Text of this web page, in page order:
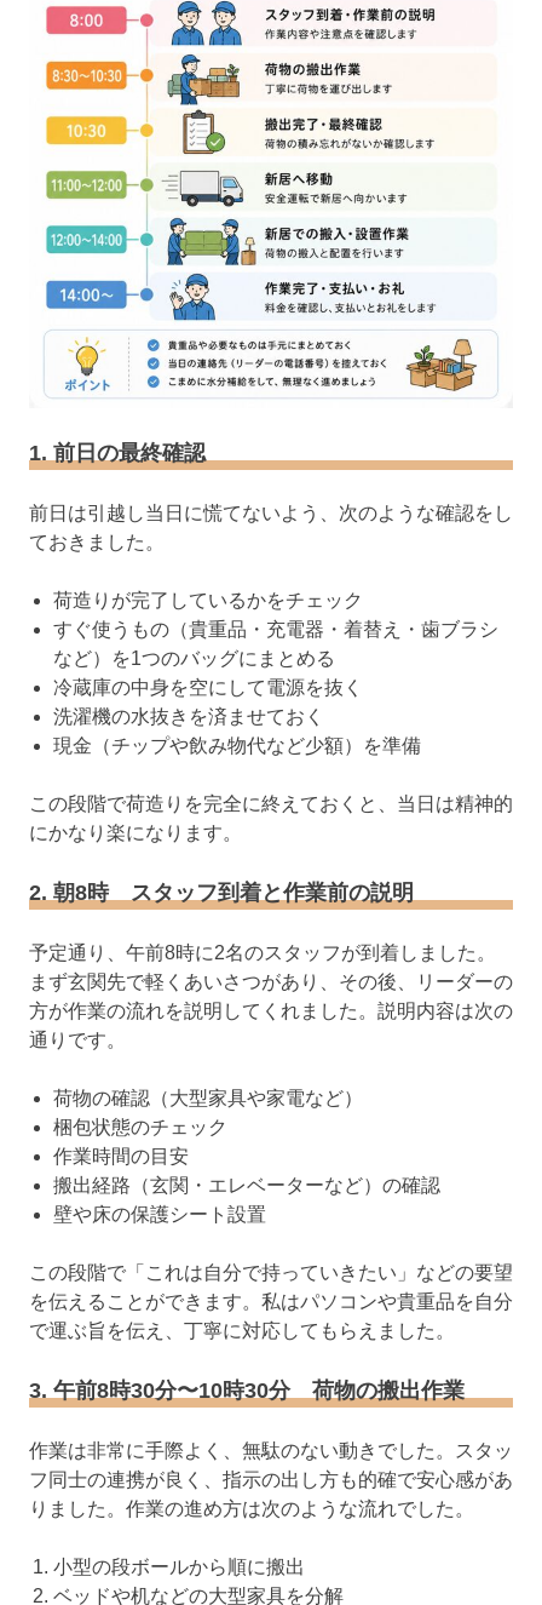
1. 前日の最終確認
前日は引越し当日に慌てないよう、次のような確認をし
ておきました。
荷造りが完了しているかをチェック
すぐ使うもの（貴重品・充電器・着替え・歯ブラシ
など）を1つのバッグにまとめる
冷蔵庫の中身を空にして電源を抜く
洗濯機の水抜きを済ませておく
現金（チップや飲み物代など少額）を準備
この段階で荷造りを完全に終えておくと、当日は精神的
にかなり楽になります。
2. 朝8時 スタッフ到着と作業前の説明
予定通り、午前8時に2名のスタッフが到着しました。
まず玄関先で軽くあいさつがあり、その後、リーダーの
方が作業の流れを説明してくれました。説明内容は次の
通りです。
荷物の確認（大型家具や家電など）
梱包状態のチェック
作業時間の目安
搬出経路（玄関・エレベーターなど）の確認
壁や床の保護シート設置
この段階で「これは自分で持っていきたい」などの要望
を伝えることができます。私はパソコンや貴重品を自分
で運ぶ旨を伝え、丁寧に対応してもらえました。
3. 午前8時30分〜10時30分 荷物の搬出作業
作業は非常に手際よく、無駄のない動きでした。スタッ
フ同士の連携が良く、指示の出し方も的確で安心感があ
りました。作業の進め方は次のような流れでした。
小型の段ボールから順に搬出
ベッドや机などの大型家具を分解